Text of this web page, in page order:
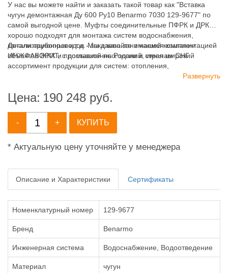
У нас вы можете найти и заказать такой товар как "Вставка
чугун демонтажная Ду 600 Ру10 Benarmo 7030 129-9677" по
самой выгодной цене. Муфты соединительные ПФРК и ДРК -
хорошо подходят для монтажа систем водоснабжения,
канализационных и т.д. Мы давно занимаемся комплектацией
объектов ЖКХ и промышленных зданий, имея широкий
ассортимент продукции для систем: отопления,
Детали трубопроводов - заказывайте в нашей компании
ИНЖФАВОРИТ, с доставкой по России и странам СНГ.
Развернуть
Цена: 190 248 руб.
- + КУПИТЬ
* Актуальную цену уточняйте у менеджера
Описание и Характеристики Сертификаты
Номенклатурный номер 129-9677
Бренд Benarmo
Инженерная система Водоснабжение, Водоотведение
Материал чугун